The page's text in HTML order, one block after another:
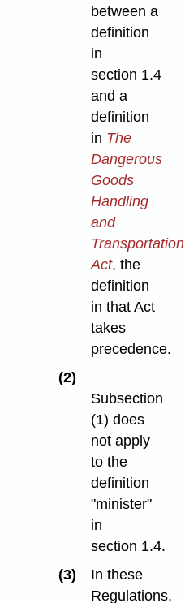
between a
definition
in
section 1.4
and a
definition
in The
Dangerous
Goods
Handling
and
Transportation
Act, the
definition
in that Act
takes
precedence.
(2)
Subsection
(1) does
not apply
to the
definition
"minister"
in
section 1.4.
(3)
In these
Regulations,